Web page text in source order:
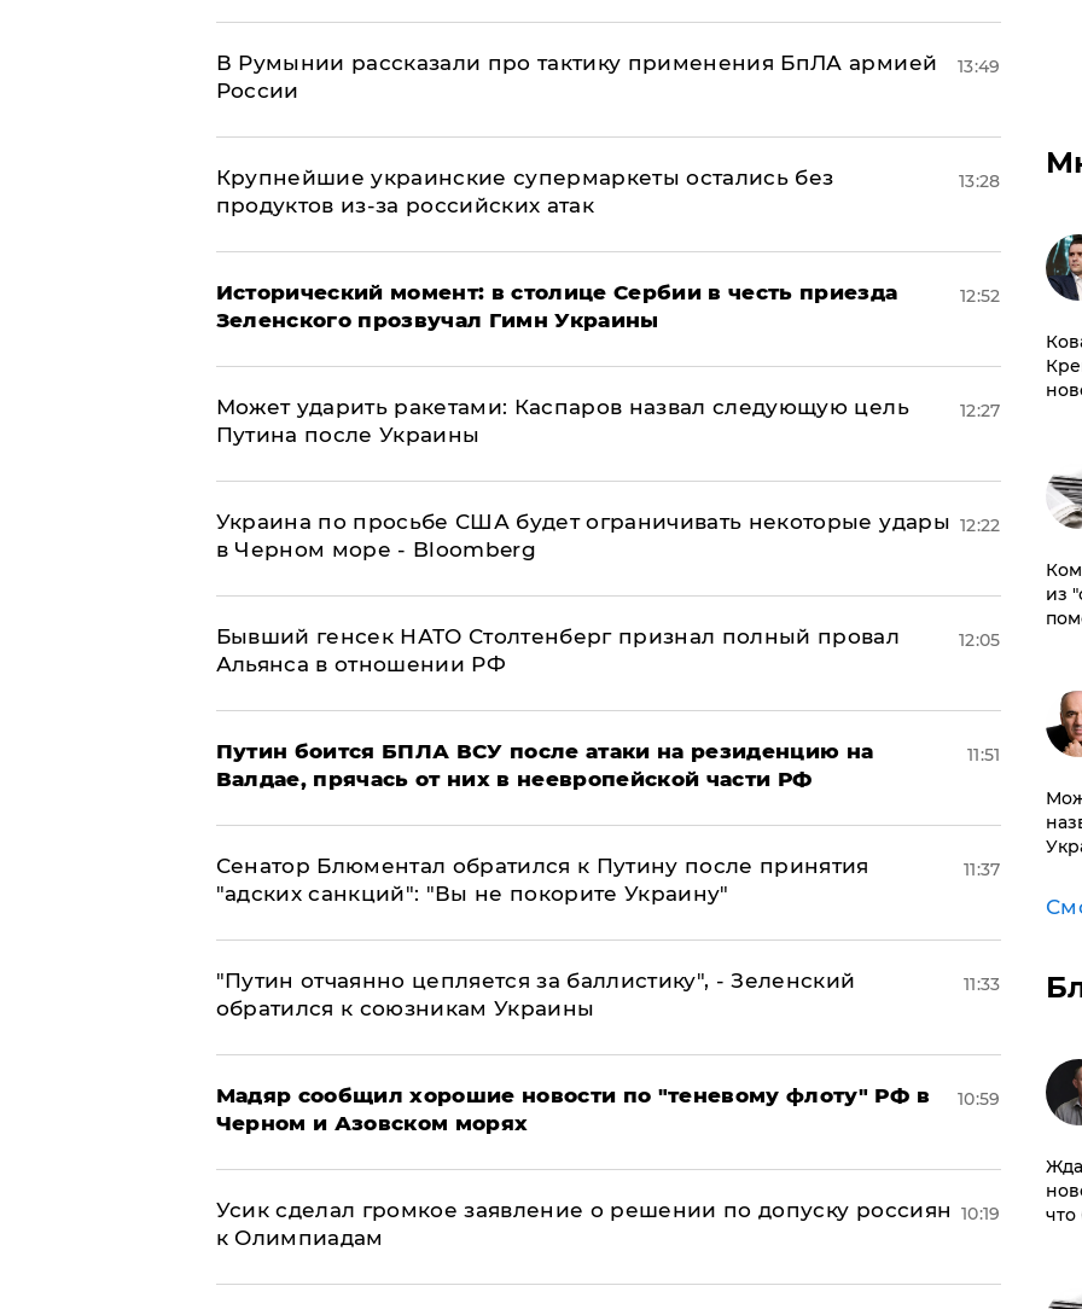
В Румынии рассказали про тактику применения БпЛА армией
России
13:49
Крупнейшие украинские супермаркеты остались без
продуктов из-за российских атак
13:28
Исторический момент: в столице Сербии в честь приезда
Зеленского прозвучал Гимн Украины
12:52
Может ударить ракетами: Каспаров назвал следующую цель
Путина после Украины
12:27
Украина по просьбе США будет ограничивать некоторые удары
в Черном море - Bloomberg
12:22
Бывший генсек НАТО Столтенберг признал полный провал
Альянса в отношении РФ
12:05
Путин боится БПЛА ВСУ после атаки на резиденцию на
Валдае, прячась от них в неевропейской части РФ
11:51
Сенатор Блюментал обратился к Путину после принятия
"адских санкций": "Вы не покорите Украину"
11:37
"Путин отчаянно цепляется за баллистику", - Зеленский
обратился к союзникам Украины
11:33
Мадяр сообщил хорошие новости по "теневому флоту" РФ в
Черном и Азовском морях
10:59
Усик сделал громкое заявление о решении по допуску россиян
к Олимпиадам
10:19
из
что